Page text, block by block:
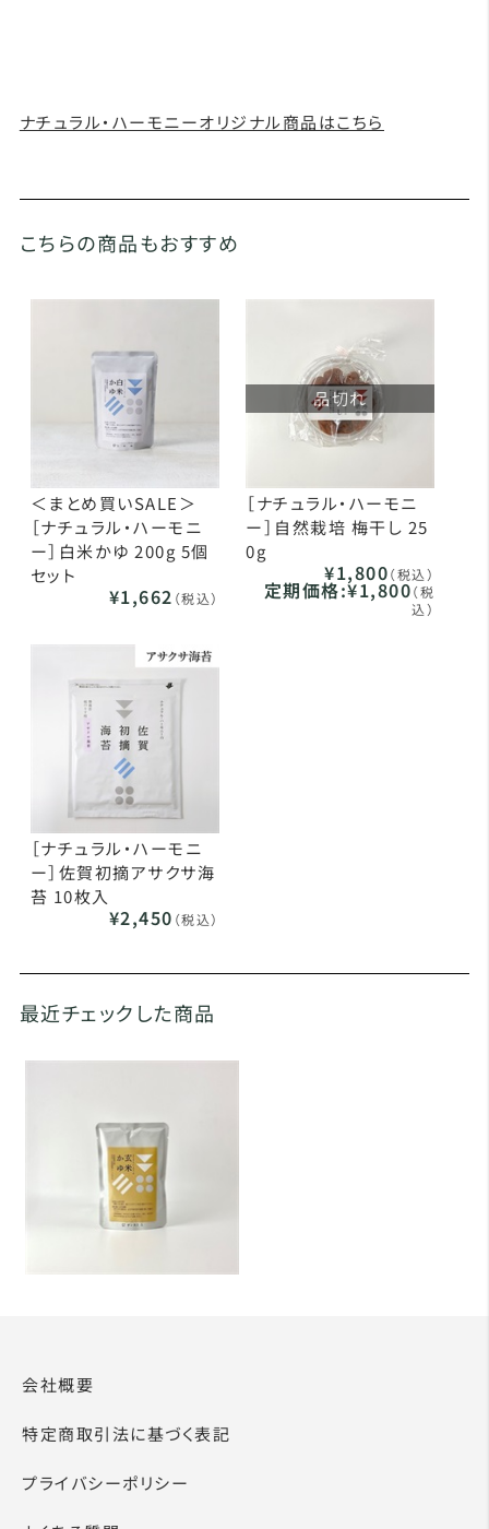
ナチュラル・ハーモニーオリジナル商品はこちら
こちらの商品もおすすめ
＜まとめ買いSALE＞
［ナチュラル・ハーモニ
ー］白米かゆ 200g 5個
セット
¥1,662 （税込）
品切れ
［ナチュラル・ハーモニ
ー］自然栽培 梅干し 25
0g
¥1,800（税込）
定期価格:¥1,800（税
込）
［ナチュラル・ハーモニ
ー］佐賀初摘アサクサ海
苔 10枚入
¥2,450 （税込）
最近チェックした商品
会社概要
特定商取引法に基づく表記
プライバシーポリシー